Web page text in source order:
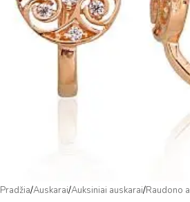
Pradžia/Auskarai/Auksiniai auskarai/Raudono